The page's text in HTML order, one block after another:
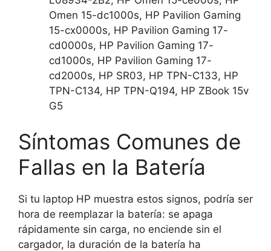
Omen 15-dc1000s, HP Pavilion Gaming
15-cx0000s, HP Pavilion Gaming 17-
cd0000s, HP Pavilion Gaming 17-
cd1000s, HP Pavilion Gaming 17-
cd2000s, HP SR03, HP TPN-C133, HP
TPN-C134, HP TPN-Q194, HP ZBook 15v
G5
Síntomas Comunes de
Fallas en la Batería
Si tu laptop HP muestra estos signos, podría ser
hora de reemplazar la batería: se apaga
rápidamente sin carga, no enciende sin el
cargador, la duración de la batería ha